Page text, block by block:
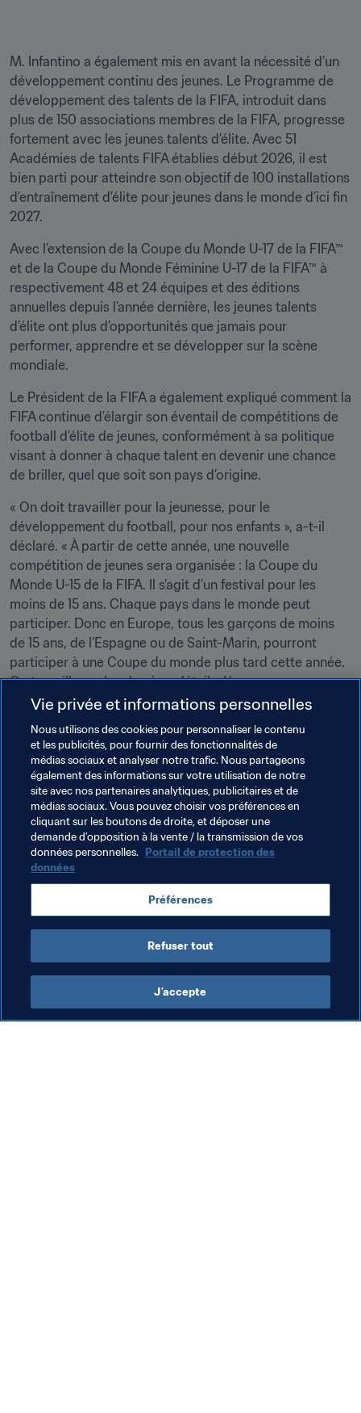
M. Infantino a également mis en avant la nécessité d’un
développement continu des jeunes. Le Programme de
développement des talents de la FIFA, introduit dans
plus de 150 associations membres de la FIFA, progresse
fortement avec les jeunes talents d’élite. Avec 51
Académies de talents FIFA établies début 2026, il est
bien parti pour atteindre son objectif de 100 installations
d’entraînement d’élite pour jeunes dans le monde d’ici fin
2027.
Avec l’extension de la Coupe du Monde U-17 de la FIFA™
et de la Coupe du Monde Féminine U-17 de la FIFA™ à
respectivement 48 et 24 équipes et des éditions
annuelles depuis l’année dernière, les jeunes talents
d’élite ont plus d’opportunités que jamais pour
performer, apprendre et se développer sur la scène
mondiale.
Le Président de la FIFA a également expliqué comment la
FIFA continue d’élargir son éventail de compétitions de
football d’élite de jeunes, conformément à sa politique
visant à donner à chaque talent en devenir une chance
de briller, quel que soit son pays d’origine.
« On doit travailler pour la jeunesse, pour le
développement du football, pour nos enfants », a-t-il
déclaré. « À partir de cette année, une nouvelle
compétition de jeunes sera organisée : la Coupe du
Monde U-15 de la FIFA. Il s’agit d’un festival pour les
moins de 15 ans. Chaque pays dans le monde peut
participer. Donc en Europe, tous les garçons de moins
de 15 ans, de l’Espagne ou de Saint-Marin, pourront
participer à une Coupe du monde plus tard cette année.
On travaille sur les derniers détails. L’annonce
interviendra très bientôt. L’année prochaine, ce sera au
filles de moins de 15 ans seront réunis dans le cadre d’un
festival qui réunira 211 pays du monde entier. »
Thèmes en lien
Président de la FIFA Organisation
Coupe du Monde de la FIFA 2026™ Belgium
UEFA
Vie privée et informations personnelles
Nous utilisons des cookies pour personnaliser le contenu
et les publicités, pour fournir des fonctionnalités de
médias sociaux et analyser notre trafic. Nous partageons
également des informations sur votre utilisation de notre
site avec nos partenaires analytiques, publicitaires et de
médias sociaux. Vous pouvez choisir vos préférences en
cliquant sur les boutons de droite, et déposer une
demande d’opposition à la vente / la transmission de vos
données personnelles. Portail de protection des
données
Préférences
Refuser tout
J’accepte